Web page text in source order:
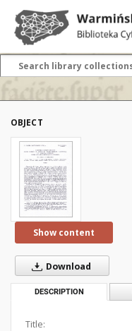
OBJECT
Show content
Download
DESCRIPTION
Title: